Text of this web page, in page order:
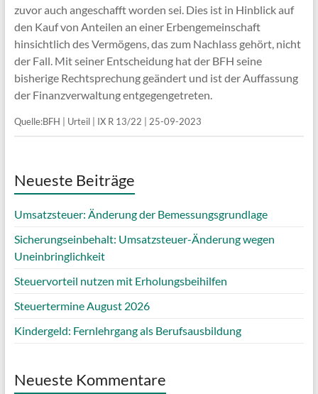
zuvor auch angeschafft worden sei. Dies ist in Hinblick auf
den Kauf von Anteilen an einer Erbengemeinschaft
hinsichtlich des Vermögens, das zum Nachlass gehört, nicht
der Fall. Mit seiner Entscheidung hat der BFH seine
bisherige Rechtsprechung geändert und ist der Auffassung
der Finanzverwaltung entgegengetreten.
Quelle:BFH | Urteil | IX R 13/22 | 25-09-2023
Neueste Beiträge
Umsatzsteuer: Änderung der Bemessungsgrundlage
Sicherungseinbehalt: Umsatzsteuer-Änderung wegen
Uneinbringlichkeit
Steuervorteil nutzen mit Erholungsbeihilfen
Steuertermine August 2026
Kindergeld: Fernlehrgang als Berufsausbildung
Neueste Kommentare